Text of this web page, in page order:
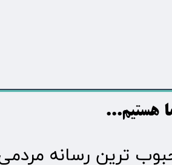
هستیم...​​​​​​​​​​​​​​